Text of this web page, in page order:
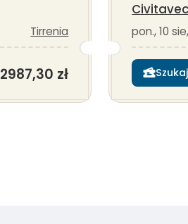
Tirrenia
2987,30 zł
pon., 10
Szukaj